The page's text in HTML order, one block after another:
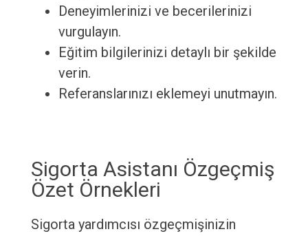
Deneyimlerinizi ve becerilerinizi
vurgulayın.
Eğitim bilgilerinizi detaylı bir şekilde
verin.
Referanslarınızı eklemeyi unutmayın.
Sigorta Asistanı Özgeçmiş
Özet Örnekleri
Sigorta yardımcısı özgeçmişinizin